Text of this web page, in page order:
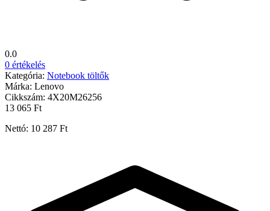
0.0
0 értékelés
Kategória: Notebook töltők
Márka: Lenovo
Cikkszám: 4X20M26256
13 065 Ft
Nettó: 10 287 Ft